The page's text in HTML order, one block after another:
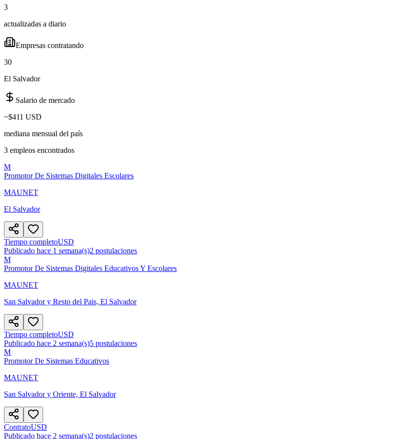
3
actualizadas a diario
Empresas contratando
30
El Salvador
Salario de mercado
~$411 USD
mediana mensual del país
3 empleos encontrados
M
Promotor De Sistemas Digitales Escolares
MAUNET
El Salvador
Tiempo completoUSD
Publicado hace 1 semana(s)2 postulaciones
M
Promotor De Sistemas Digitales Educativos Y Escolares
MAUNET
San Salvador y Resto del Pais, El Salvador
Tiempo completoUSD
Publicado hace 2 semana(s)5 postulaciones
M
Promotor De Sistemas Educativos
MAUNET
San Salvador y Oriente, El Salvador
ContratoUSD
Publicado hace 2 semana(s)2 postulaciones